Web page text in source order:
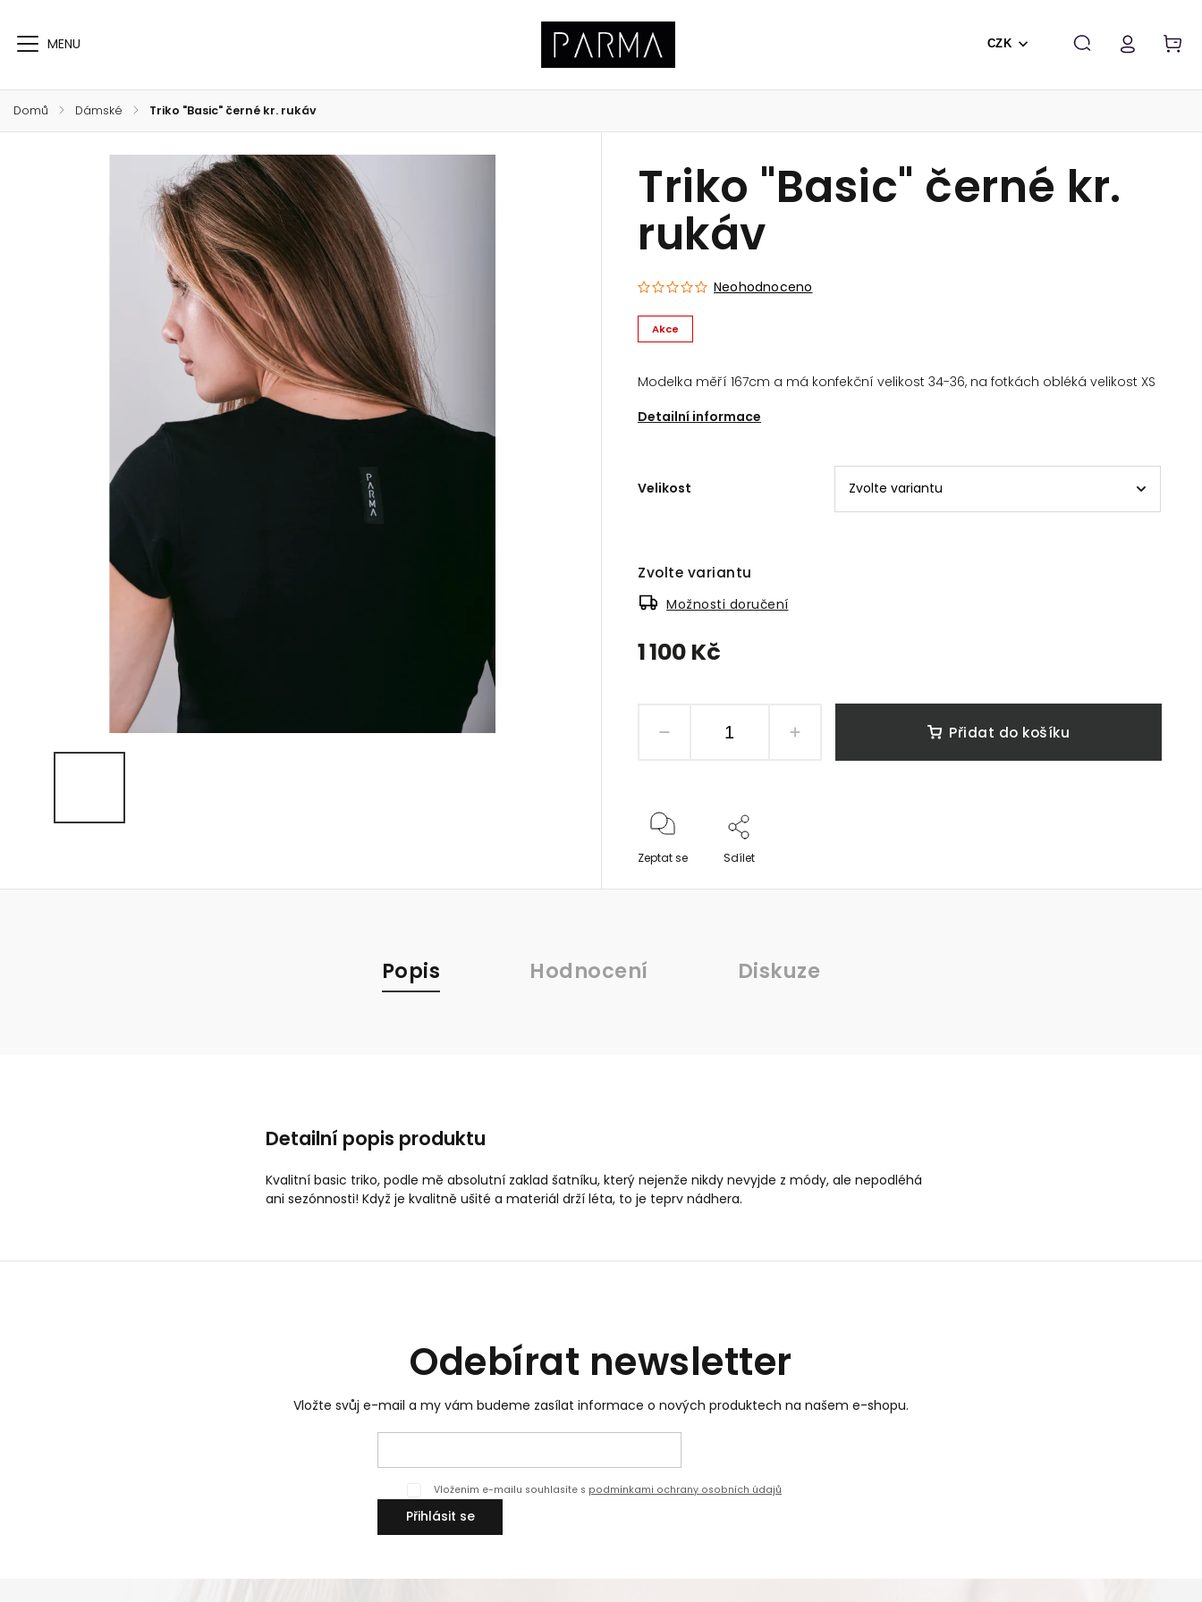
CZK
Dámské Pánské
Domů / Dámské / Triko "Basic" černé kr. rukáv
Triko "Basic" černé kr.
rukáv
Akce
Neohodnoceno
Modelka měří 167cm a má konfekční velikost 34-36, na fotkách obléká velikost XS
Detailní informace
Velikost
1 100 Kč
Zvolte variantu
Možnosti doručení
Přidat do košíku
Zeptat se Sdílet
Popis Hodnocení Diskuze
Detailní popis produktu
Kvalitní basic triko, podle mě absolutní zaklad šatníku, který nejenže nikdy nevyjde z módy, ale nepodléhá
ani sezónnosti! Když je kvalitně ušité a materiál drží léta, to je teprv nádhera.
Odebírat newsletter
Vložte svůj e-mail a my vám budeme zasílat informace o nových produktech na našem e-shopu.
Vložením e-mailu souhlasíte s podmínkami ochrany osobních údajů
Přihlásit se